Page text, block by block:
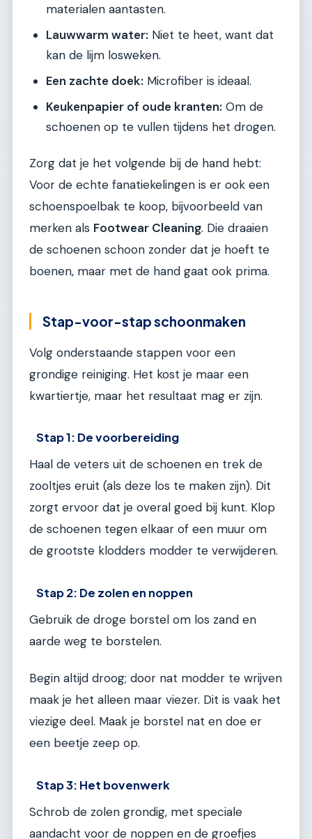
materialen aantasten.
Lauwwarm water: Niet te heet, want dat
kan de lijm losweken.
Een zachte doek: Microfiber is ideaal.
Keukenpapier of oude kranten: Om de
schoenen op te vullen tijdens het drogen.
Zorg dat je het volgende bij de hand hebt:
Voor de echte fanatiekelingen is er ook een
schoenspoelbak te koop, bijvoorbeeld van
merken als Footwear Cleaning. Die draaien
de schoenen schoon zonder dat je hoeft te
boenen, maar met de hand gaat ook prima.
Stap-voor-stap schoonmaken
Volg onderstaande stappen voor een
grondige reiniging. Het kost je maar een
kwartiertje, maar het resultaat mag er zijn.
Stap 1: De voorbereiding
Haal de veters uit de schoenen en trek de
zooltjes eruit (als deze los te maken zijn). Dit
zorgt ervoor dat je overal goed bij kunt. Klop
de schoenen tegen elkaar of een muur om
de grootste klodders modder te verwijderen.
Stap 2: De zolen en noppen
Gebruik de droge borstel om los zand en
aarde weg te borstelen.
Begin altijd droog; door nat modder te wrijven
maak je het alleen maar viezer. Dit is vaak het
viezige deel. Maak je borstel nat en doe er
een beetje zeep op.
Stap 3: Het bovenwerk
Schrob de zolen grondig, met speciale
aandacht voor de noppen en de groefjes